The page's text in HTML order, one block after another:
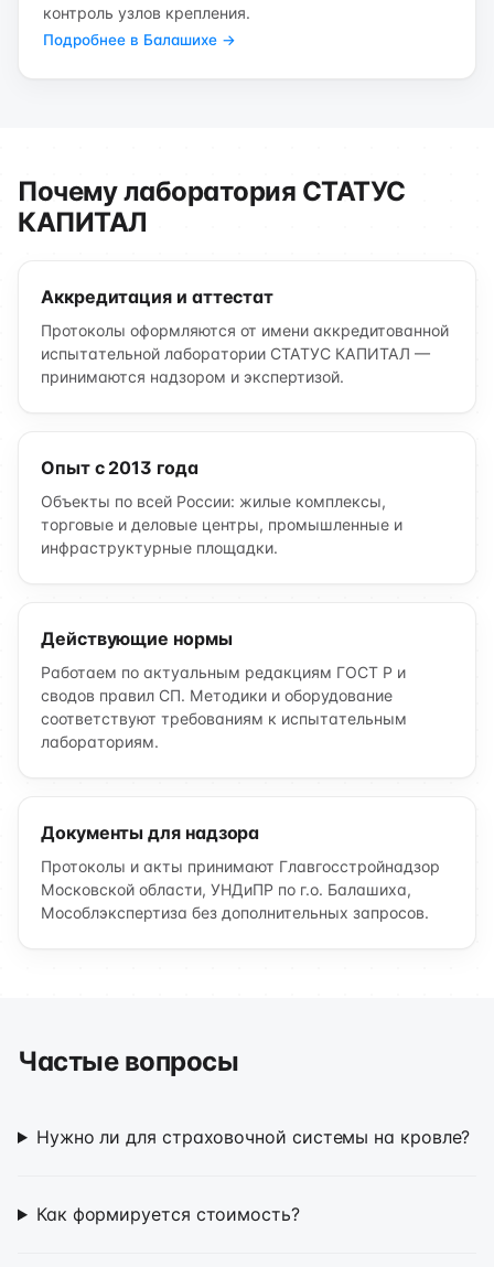
контроль узлов крепления.
Подробнее в Балашихе →
Почему лаборатория СТАТУС
КАПИТАЛ
Аккредитация и аттестат
Протоколы оформляются от имени аккредитованной
испытательной лаборатории СТАТУС КАПИТАЛ —
принимаются надзором и экспертизой.
Опыт с 2013 года
Объекты по всей России: жилые комплексы,
торговые и деловые центры, промышленные и
инфраструктурные площадки.
Действующие нормы
Работаем по актуальным редакциям ГОСТ Р и
сводов правил СП. Методики и оборудование
соответствуют требованиям к испытательным
лабораториям.
Документы для надзора
Протоколы и акты принимают Главгосстройнадзор
Московской области, УНДиПР по г.о. Балашиха,
Мособлэкспертиза без дополнительных запросов.
Частые вопросы
Нужно ли для страховочной системы на кровле?
Как формируется стоимость?